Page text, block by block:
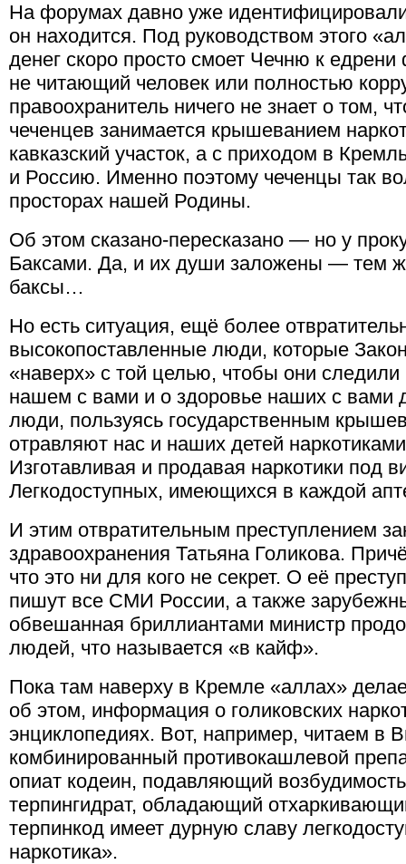
На форумах давно уже
он находится. Под руководством этого
денег скоро просто смоет Чечню к
не читающий человек или полностью
правоохранитель ничего не знает о том,
чеченцев занимается крышеванием
кавказский участок, а с приходом в
и Россию. Именно поэтому чеченцы так
просторах нашей Родины.
Об этом сказано-пересказано — но у
Баксами. Да, и их души заложены — тем
баксы…
Но есть ситуация, ещё более
высокопоставленные люди, которые
«наверх» с той целью, чтобы они следили
нашем с вами и о здоровье наших с вами
люди, пользуясь государственным
отравляют нас и наших детей
Изготавливая и продавая наркотики под
Легкодоступных, имеющихся в каждой
И этим отвратительным преступлением
здравоохранения Татьяна Голикова.
что это ни для кого не секрет. О её
пишут все СМИ России, а также
обвешанная бриллиантами министр
людей, что называется «в кайф».
Пока там наверху в Кремле «аллах»
об этом, информация о голиковских
энциклопедиях. Вот, например, читаем в
комбинированный противокашлевой
опиат кодеин, подавляющий
терпингидрат, обладающий
терпинкод имеет дурную славу
наркотика».